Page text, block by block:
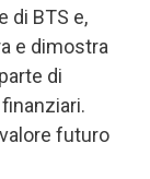
di BTS e,
e dimostra
di
futuro